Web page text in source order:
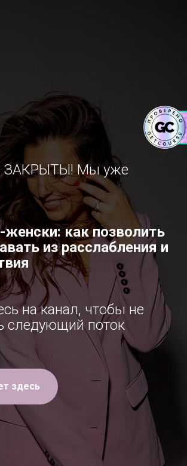
Мы уже
женски: как позволить
из расслабления и
на канал, чтобы не
следующий поток
здесь